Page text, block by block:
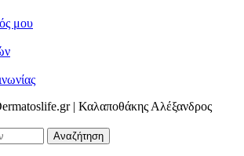
μου
| Καλαποθάκης Αλέξανδρος
Αναζήτηση